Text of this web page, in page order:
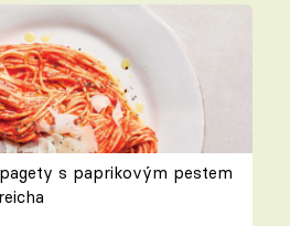
s paprikovým pestem